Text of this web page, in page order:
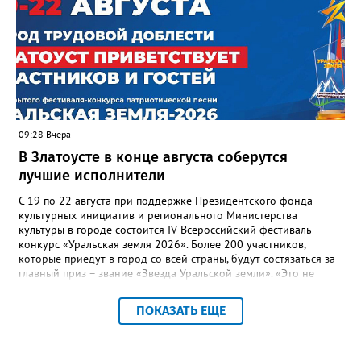
многоквартирного дома, отсутствовало взаимодействие с
ресурсоснабжающей организацией, ЕДДС и иными службами»,
— сообщила начальник Главного управления ГЖИ Ирина
Настенко. В следующий раз, рекомендовали в
Госжилинспекции, службы должны действовать слаженно. И
оперативно делиться информацией со всеми
заинтересованными – от поставщика тепла до конечных
потребителей.
09:28 Вчера
В Златоусте в конце августа соберутся
лучшие исполнители
С 19 по 22 августа при поддержке Президентского фонда
культурных инициатив и регионального Министерства
культуры в городе состоится IV Всероссийский фестиваль-
конкурс «Уральская земля 2026». Более 200 участников,
которые приедут в город со всей страны, будут состязаться за
главный приз – звание «Звезда Уральской земли». «Это не
прослушивания участников, мастер-классы от ведущих
наставников, выступления победителей прошлых лет и
ПОКАЗАТЬ ЕЩЕ